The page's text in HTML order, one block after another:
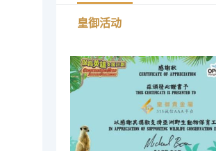
皇御活动